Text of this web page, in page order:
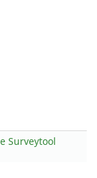
Surveytool